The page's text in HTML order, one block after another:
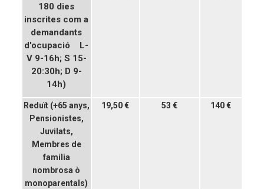
180 dies
inscrites com a
demandants
d'ocupació L-
V 9-16h; S 15-
20:30h; D 9-
14h)
Reduït (+65 anys,
Pensionistes,
Juvilats,
Membres de
familia
nombrosa ò
monoparentals)
19,50 € 53 € 140 €